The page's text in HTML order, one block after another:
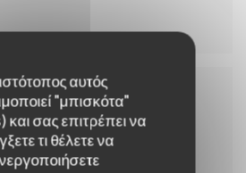
αυτός
"μπισκότα"
και σας επιτρέπει να
τι θέλετε να
enfant